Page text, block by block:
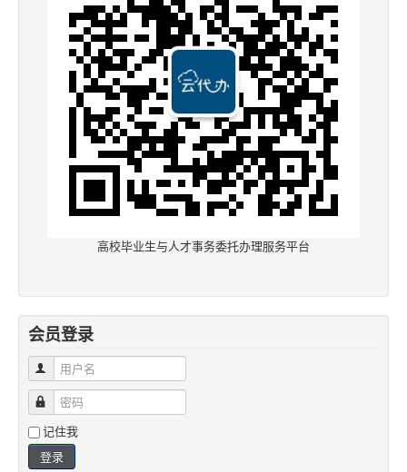
高校毕业生与人才事务委托办理服务平台
会员登录
用户名
密码
记住我
登录